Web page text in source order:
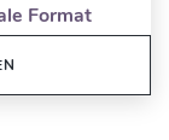
Format